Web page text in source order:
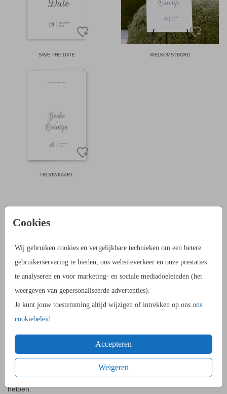
Cookies
Wij gebruiken cookies en vergelijkbare technieken om een betere
gebruikerservaring te bieden, ons websiteverkeer en onze prestaties
te analyseren en voor marketing- en sociale mediadoeleinden (het
weergeven van gepersonaliseerde advertenties).
Je kunt jouw toestemming altijd wijzigen of intrekken op ons ons
cookiebeleid
Accepteren
Weigeren
SAVE THE DATE WELKOMSTBORD
TROUWKAART
TROUWKAARTENSETS MAKEN
Voor het maken van een trouwkaartenset is het belangrijk om,
voordat je begint met ontwerpen, te bedenken wat je allemaal
gaat maken. Dit helpt je met het bepalen van de eventuele
verschillende vormen en achtergrondkleuren. Zo maak je een
samenhangende set die leuk is om te zien.
Het is leuk om drukwerk te maken voor op je dag. Het kan alleen
moeilijk zijn om dit op het juiste moment te bestellen. Hierom
hebben wij een calculator gemaakt die je hier perfect bij kan
helpen.